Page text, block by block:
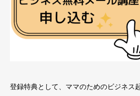
登録特典として、ママのためのビジネス